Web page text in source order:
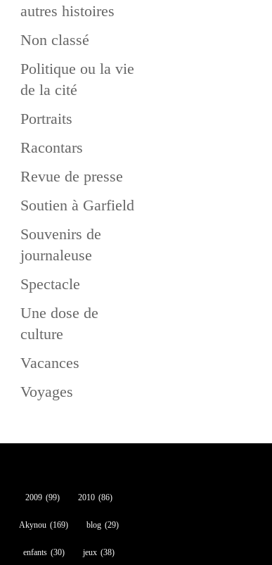
autres histoires
Non classé
Politique ou la vie
de la cité
Portraits
Racontars
Revue de presse
Soutien à Garfield
Souvenirs de
journaleuse
Spectacle
Une dose de
culture
Vacances
Voyages
2009 (99) 2010 (86)
Akynou (169) blog (29)
enfants (30) jeux (38)